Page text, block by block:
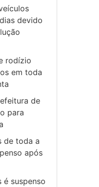
devido
rodízio
em toda
de
para
de toda a
após
é suspenso